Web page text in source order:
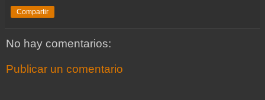
Compartir
No hay comentarios:
Publicar un comentario